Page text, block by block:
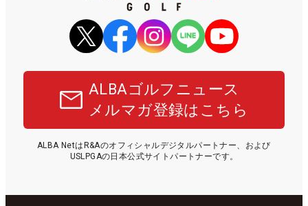
ALBAゴルフニュース
メルマガ登録はこちら
ALBA NetはR&Aのオフィシャルデジタルパートナー、および
USLPGAの日本公式サイトパートナーです。